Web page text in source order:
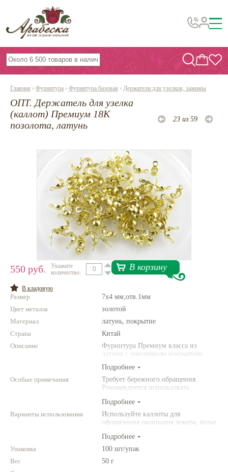
Бусины, подвески, декор
Бисер
Фурнитура
Проволока
Инструменты и материалы
Эпоксидная смола
Шнуры, ленты, нитки
По темам и сезонам
Бисер TOHO
Нетемнеющая фурнитура
Всё для вышивки
Натуральные камни
Главная › Фурнитура › Фурнитура базовая › Держатели для узелков, зажимы
ОПТ. Держатель для узелка
(каллот) Премиум 18К
позолота, латунь
23 из 59
550 руб.
Укажите
количество:
В корзину
В кладовую
Размер
7x4 мм,отв.1мм
Цвет металла
золотой
Материал
латунь, покрытие
Страна
Китай
Описание
Фурнитура Премиум класса из
латуни с ювелирным покрытием
Подробнее
Особые примечания
Требует бережного обращения.
Рекомендуется использовать
американского производства).
Подробнее
Варианты использования
Используйте каллоты для
оформления окончания чокера, колье
легкий бусин. Вам также
понадобятся кримпы и ювелирный
Подробнее
Упаковка
100 шт/упак
Вес
50 г